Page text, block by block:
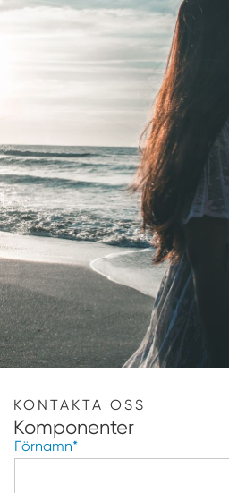
KONTAKTA OSS
Komponenter
Förnamn*